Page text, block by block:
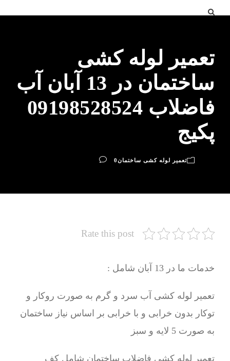
تعمیر لوله کشی
ساختمان در 13 آبان آب
فاضلاب 09198528524
پکیج
تعمیر لوله کشی ساختمان0
Rate this post
خدمات ما در 13 آبان شامل :
تعمیر لوله کشی آب سرد و گرم به صورت روکار و
توکار بدون خرابی و با خرابی بر اساس نیاز ساختمان
به صورت 5 لایه و سبز
تعمیر لوله کشی فاضلاب ساختمان شامل کف